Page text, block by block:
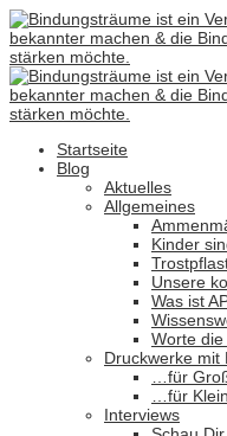
Startseite
Blog
Aktuelles
Allgemeines
Kinder
Unsere
Was ist
Worte
Druckwerke mit
…für
…für Klein
Interviews